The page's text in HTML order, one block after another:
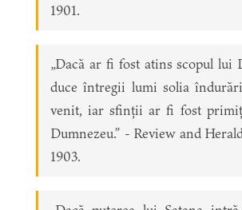
1901.
„Dacă ar fi fost atins scopul lui
duce întregii lumi solia
venit, iar sfinții ar fi fost
Dumnezeu.” - Review and
1903.